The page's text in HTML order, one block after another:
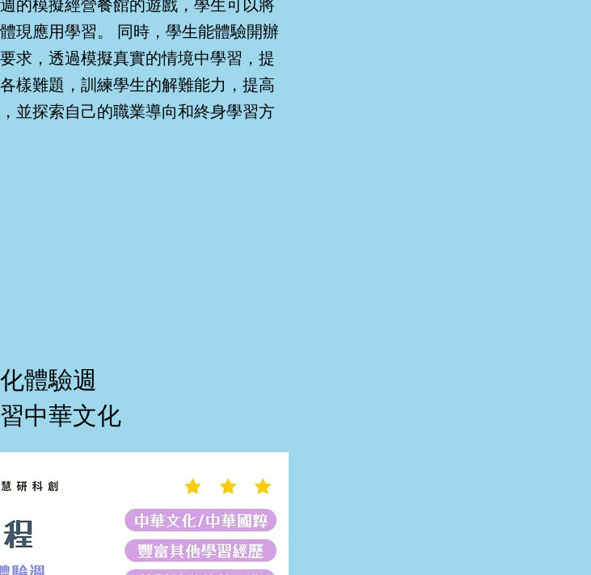
的模擬經營餐館的遊戲，學生可以將
現應用學習。 同時，學生能體驗開辦
求，透過模擬真實的情境中學習，提
樣難題，訓練學生的解難能力，提高
並探索自己的職業導向和終身學習方
體驗週
中華文化